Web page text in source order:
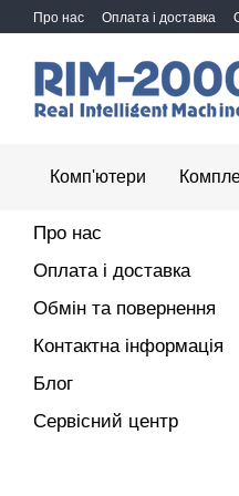
Перейти до основного
Про нас Оплата і доставка
Комп'ютери
Про нас
Оплата і доставка
Обмін та повернення
Контактна інформація
Блог
Сервісний центр